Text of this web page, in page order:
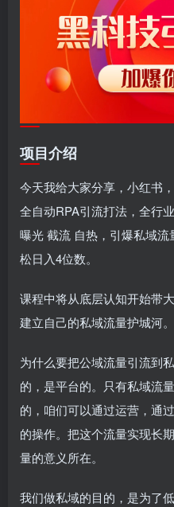
项目介绍
今天我给大家分享，小红书
全自动RPA引流打法，全行
曝光 截流 自热，引爆私域
松日入4位数。
课程中将从底层认知开始带
建立自己的私域流量护城河。
为什么要把公域流量引流到
的，是平台的。只有私域流
的，咱们可以通过运营，通
的操作。把这个流量实现长
量的意义所在。
我们做私域的目的，是为了